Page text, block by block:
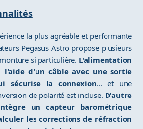
la plus agréable et performante
Pegasus Astro propose plusieurs
si particulière. L'alimentation
l'aide d'un câble avec une sortie
sécurise la connexion... et une
de polarité est incluse. D'autre
un capteur barométrique
les corrections de réfraction